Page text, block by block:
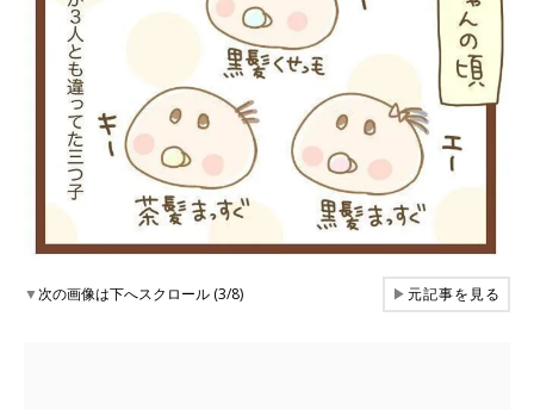
▼次の画像は下へスクロール (3/8) ▶元記事を見る